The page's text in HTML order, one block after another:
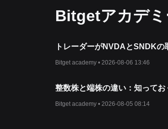
Bitgetアカデミ
トレーダーがNVDAとSNDKの
Bitget academy • 2026-08-06 13:46
整数株と端株の違い：知ってお
Bitget academy • 2026-08-05 08:14